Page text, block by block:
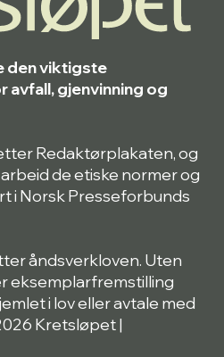
den viktigste
avfall, gjenvinning og
Redaktørplakaten, og
de etiske normer og
i Norsk Presseforbunds
åndsverkloven. Uten
eksemplarfremstilling
i lov eller avtale med
Kretsløpet |